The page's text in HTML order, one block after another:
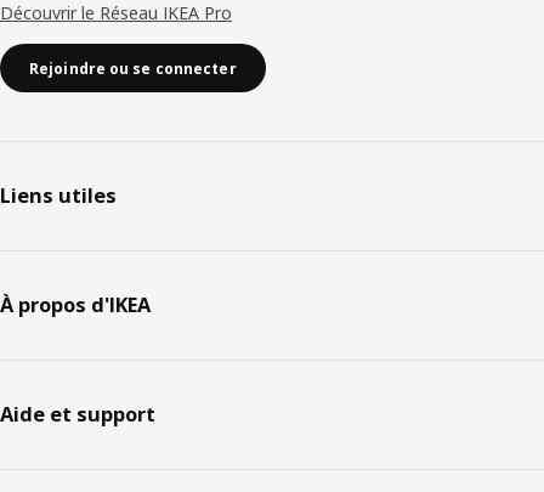
Découvrir le Réseau IKEA Pro
Rejoindre ou se connecter
Liens utiles
À propos d'IKEA
Aide et support